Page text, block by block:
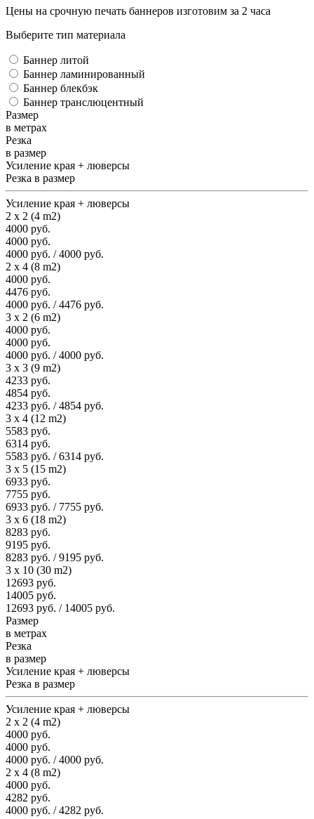
Цены на срочную печать баннеров изготовим за 2 часа
Выберите тип материала
Баннер литой
Баннер ламинированный
Баннер блекбэк
Баннер транслюцентный
Размер
в метрах
Резка
в размер
Усиление края + люверсы
Резка в размер
Усиление края + люверсы
2 x 2 (4 m2)
4000 руб.
4000 руб.
4000 руб. / 4000 руб.
2 x 4 (8 m2)
4000 руб.
4476 руб.
4000 руб. / 4476 руб.
3 x 2 (6 m2)
4000 руб.
4000 руб.
4000 руб. / 4000 руб.
3 x 3 (9 m2)
4233 руб.
4854 руб.
4233 руб. / 4854 руб.
3 x 4 (12 m2)
5583 руб.
6314 руб.
5583 руб. / 6314 руб.
3 x 5 (15 m2)
6933 руб.
7755 руб.
6933 руб. / 7755 руб.
3 x 6 (18 m2)
8283 руб.
9195 руб.
8283 руб. / 9195 руб.
3 x 10 (30 m2)
12693 руб.
14005 руб.
12693 руб. / 14005 руб.
Размер
в метрах
Резка
в размер
Усиление края + люверсы
Резка в размер
Усиление края + люверсы
2 x 2 (4 m2)
4000 руб.
4000 руб.
4000 руб. / 4000 руб.
2 x 4 (8 m2)
4000 руб.
4282 руб.
4000 руб. / 4282 руб.